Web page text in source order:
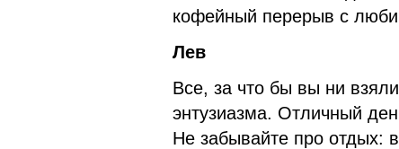
кофейный перерыв с
Лев
Все, за что бы вы ни
энтузиазма. Отличный
Не забывайте про отдых: